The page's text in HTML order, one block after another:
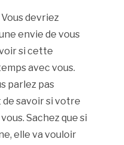
devriez
envie de vous
si cette
avec vous.
parlez pas
savoir si votre
Sachez que si
elle va vouloir